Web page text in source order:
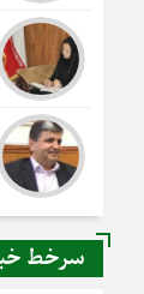
سرخط